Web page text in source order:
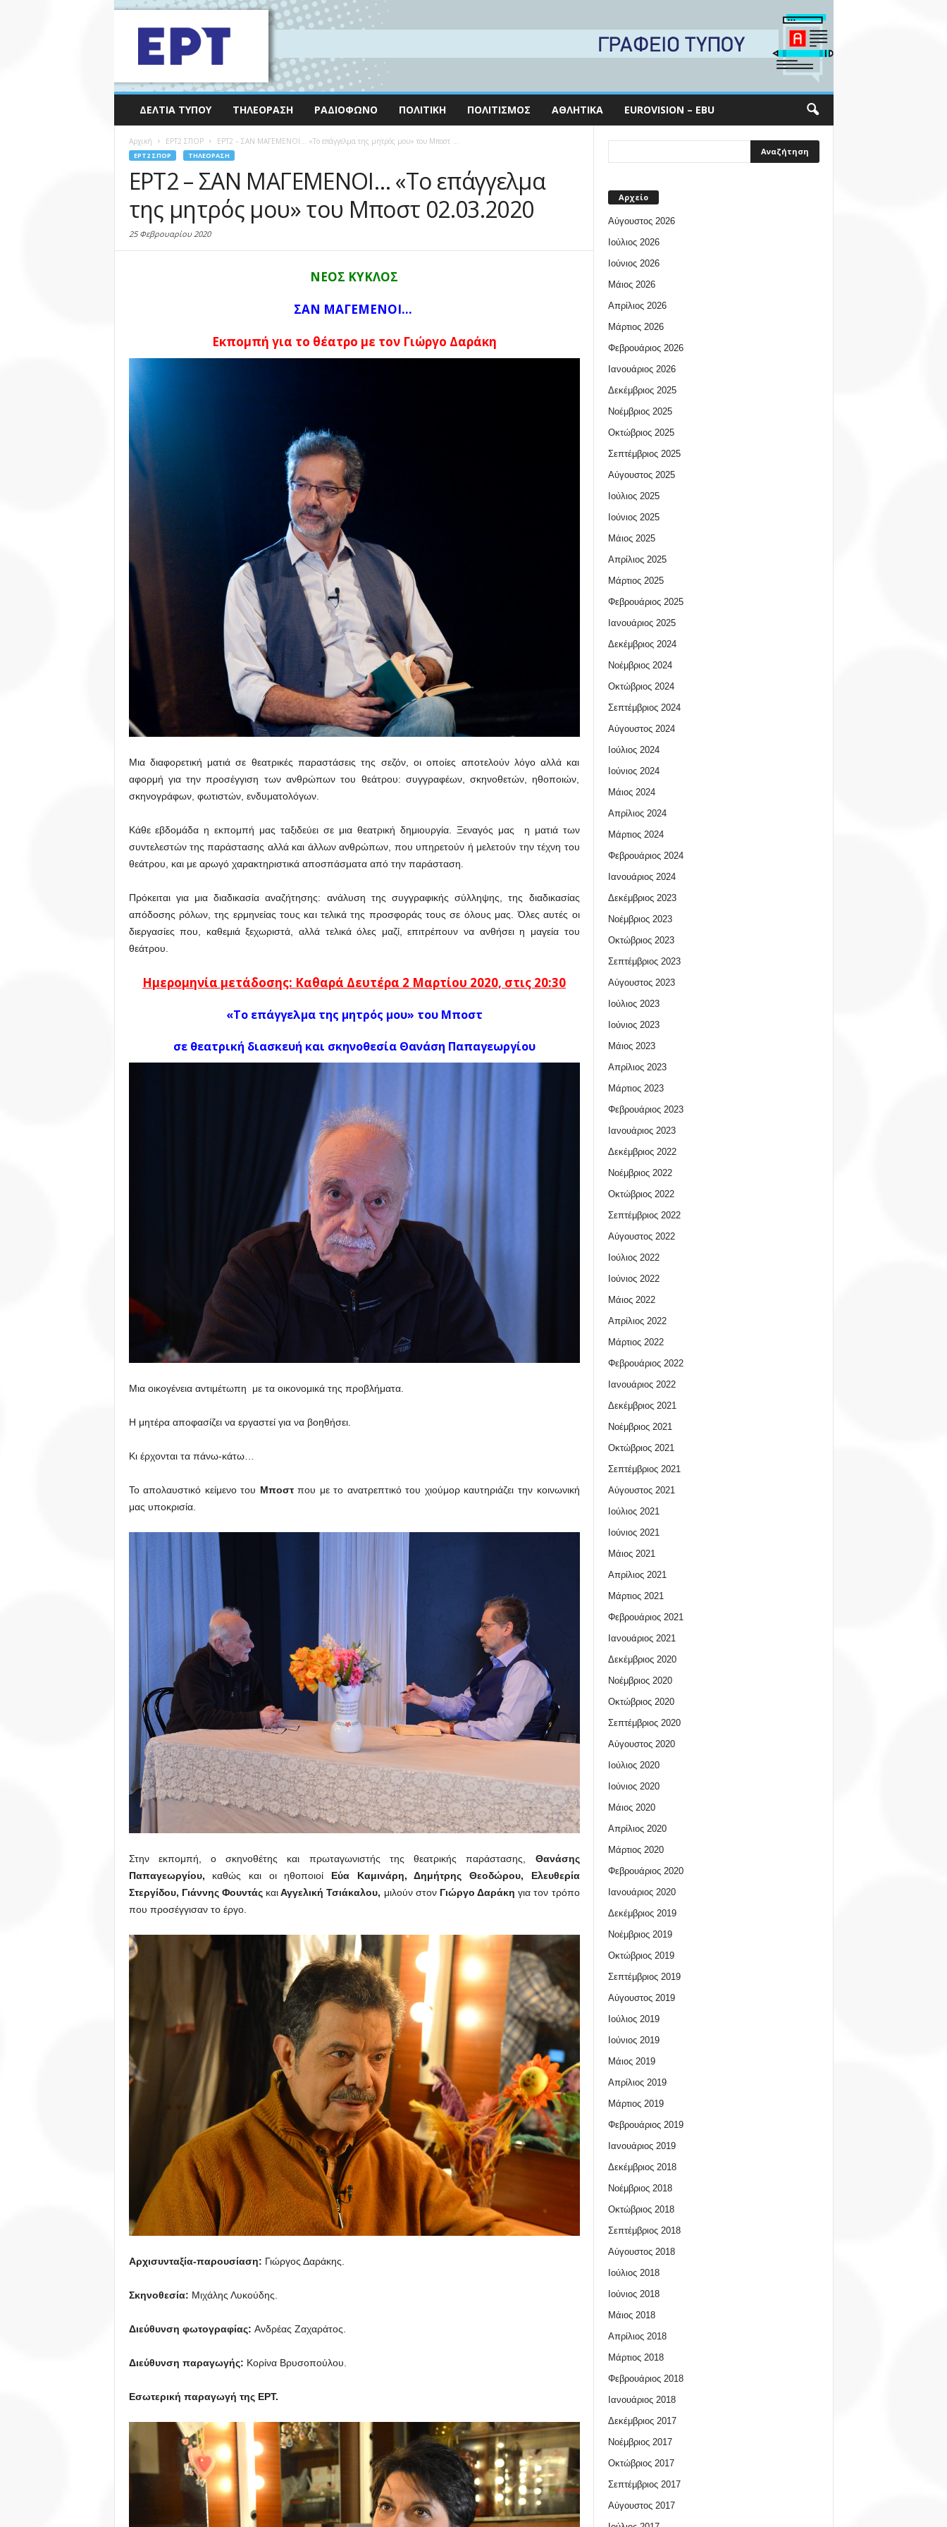
ΔΕΛΤΊΑ ΤΎΠΟΥ ΤΗΛΕΌΡΑΣΗ ΡΑΔΙΌΦΩΝΟ ΠΟΛΙΤΙΚΉ ΠΟΛΙΤΙΣΜΌΣ ΑΘΛΗΤΙΚΆ EUROVISION – EBU
Αρχική EΡΤ2 ΣΠΟΡ ΕΡΤ2 – ΣΑΝ ΜΑΓΕΜΕΝΟΙ… «Το επάγγελμα της μητρός μου» του Μποστ ...
EΡΤ2 ΣΠΟΡ ΤΗΛΕΌΡΑΣΗ
ΕΡΤ2 – ΣΑΝ ΜΑΓΕΜΕΝΟΙ… «Το επάγγελμα
της μητρός μου» του Μποστ 02.03.2020
25 Φεβρουαρίου 2020
ΝΕΟΣ ΚΥΚΛΟΣ
ΣΑΝ ΜΑΓΕΜΕΝΟΙ…
Εκπομπή για το θέατρο με τον Γιώργο Δαράκη
Μια διαφορετική ματιά σε θεατρικές παραστάσεις της σεζόν, οι οποίες αποτελούν λόγο αλλά και
αφορμή για την προσέγγιση των ανθρώπων του θεάτρου: συγγραφέων, σκηνοθετών, ηθοποιών,
σκηνογράφων, φωτιστών, ενδυματολόγων.
Κάθε εβδομάδα η εκπομπή μας ταξιδεύει σε μια θεατρική δημιουργία. Ξεναγός μας η ματιά των
συντελεστών της παράστασης αλλά και άλλων ανθρώπων, που υπηρετούν ή μελετούν την τέχνη του
θεάτρου, και με αρωγό χαρακτηριστικά αποσπάσματα από την παράσταση.
Πρόκειται για μια διαδικασία αναζήτησης: ανάλυση της συγγραφικής σύλληψης, της διαδικασίας
απόδοσης ρόλων, της ερμηνείας τους και τελικά της προσφοράς τους σε όλους μας. Όλες αυτές οι
διεργασίες που, καθεμιά ξεχωριστά, αλλά τελικά όλες μαζί, επιτρέπουν να ανθήσει η μαγεία του
θεάτρου.
Ημερομηνία μετάδοσης: Καθαρά Δευτέρα 2 Μαρτίου 2020, στις 20:30
«Το επάγγελμα της μητρός μου» του Μποστ
σε θεατρική διασκευή και σκηνοθεσία Θανάση Παπαγεωργίου
Μια οικογένεια αντιμέτωπη με τα οικονομικά της προβλήματα.
Η μητέρα αποφασίζει να εργαστεί για να βοηθήσει.
Κι έρχονται τα πάνω-κάτω…
Το απολαυστικό κείμενο του Μποστπου με το ανατρεπτικό του χιούμορ καυτηριάζει την κοινωνική
μας υποκρισία.
Στην εκπομπή, ο σκηνοθέτης και πρωταγωνιστής της θεατρικής παράστασης, Θανάσης
Παπαγεωργίου, καθώς και οι ηθοποιοί Εύα Καμινάρη, Δημήτρης Θεοδώρου, Ελευθερία
Στεργίδου, Γιάννης Φουντάς καιΑγγελική Τσιάκαλου, μιλούν στον Γιώργο Δαράκη για τον τρόπο
που προσέγγισαν το έργο.
Αρχισυνταξία-παρουσίαση: Γιώργος Δαράκης.
Σκηνοθεσία: Μιχάλης Λυκούδης.
Διεύθυνση φωτογραφίας: Ανδρέας Ζαχαράτος.
Διεύθυνση παραγωγής: Κορίνα Βρυσοπούλου.
Εσωτερική παραγωγή της ΕΡΤ.
Αρχείο
Αύγουστος 2026
Ιούλιος 2026
Ιούνιος 2026
Μάιος 2026
Απρίλιος 2026
Μάρτιος 2026
Φεβρουάριος 2026
Ιανουάριος 2026
Δεκέμβριος 2025
Νοέμβριος 2025
Οκτώβριος 2025
Σεπτέμβριος 2025
Αύγουστος 2025
Ιούλιος 2025
Ιούνιος 2025
Μάιος 2025
Απρίλιος 2025
Μάρτιος 2025
Φεβρουάριος 2025
Ιανουάριος 2025
Δεκέμβριος 2024
Νοέμβριος 2024
Οκτώβριος 2024
Σεπτέμβριος 2024
Αύγουστος 2024
Ιούλιος 2024
Ιούνιος 2024
Μάιος 2024
Απρίλιος 2024
Μάρτιος 2024
Φεβρουάριος 2024
Ιανουάριος 2024
Δεκέμβριος 2023
Νοέμβριος 2023
Οκτώβριος 2023
Σεπτέμβριος 2023
Αύγουστος 2023
Ιούλιος 2023
Ιούνιος 2023
Μάιος 2023
Απρίλιος 2023
Μάρτιος 2023
Φεβρουάριος 2023
Ιανουάριος 2023
Δεκέμβριος 2022
Νοέμβριος 2022
Οκτώβριος 2022
Σεπτέμβριος 2022
Αύγουστος 2022
Ιούλιος 2022
Ιούνιος 2022
Μάιος 2022
Απρίλιος 2022
Μάρτιος 2022
Φεβρουάριος 2022
Ιανουάριος 2022
Δεκέμβριος 2021
Νοέμβριος 2021
Οκτώβριος 2021
Σεπτέμβριος 2021
Αύγουστος 2021
Ιούλιος 2021
Ιούνιος 2021
Μάιος 2021
Απρίλιος 2021
Μάρτιος 2021
Φεβρουάριος 2021
Ιανουάριος 2021
Δεκέμβριος 2020
Νοέμβριος 2020
Οκτώβριος 2020
Σεπτέμβριος 2020
Αύγουστος 2020
Ιούλιος 2020
Ιούνιος 2020
Μάιος 2020
Απρίλιος 2020
Μάρτιος 2020
Φεβρουάριος 2020
Ιανουάριος 2020
Δεκέμβριος 2019
Νοέμβριος 2019
Οκτώβριος 2019
Σεπτέμβριος 2019
Αύγουστος 2019
Ιούλιος 2019
Ιούνιος 2019
Μάιος 2019
Απρίλιος 2019
Μάρτιος 2019
Φεβρουάριος 2019
Ιανουάριος 2019
Δεκέμβριος 2018
Νοέμβριος 2018
Οκτώβριος 2018
Σεπτέμβριος 2018
Αύγουστος 2018
Ιούλιος 2018
Ιούνιος 2018
Μάιος 2018
Απρίλιος 2018
Μάρτιος 2018
Φεβρουάριος 2018
Ιανουάριος 2018
Δεκέμβριος 2017
Νοέμβριος 2017
Οκτώβριος 2017
Σεπτέμβριος 2017
Αύγουστος 2017